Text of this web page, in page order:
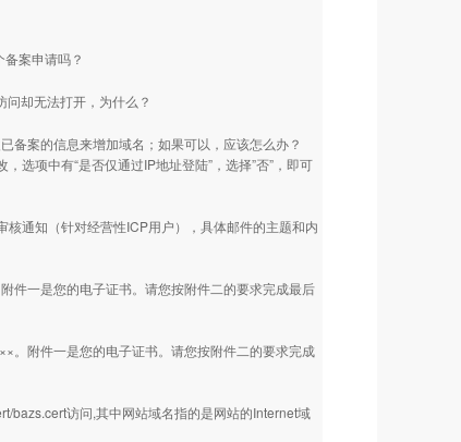
备案申请吗？
问却无法打开，为什么？
备案的信息来增加域名；如果可以，应该怎么办？
选项中有“是否仅通过IP地址登陆”，选择”否”，即可
通知（针对经营性ICP用户），具体邮件的主题和内
件一是您的电子证书。请您按附件二的要求完成最后
。附件一是您的电子证书。请您按附件二的要求完成
bazs.cert访问,其中网站域名指的是网站的Internet域